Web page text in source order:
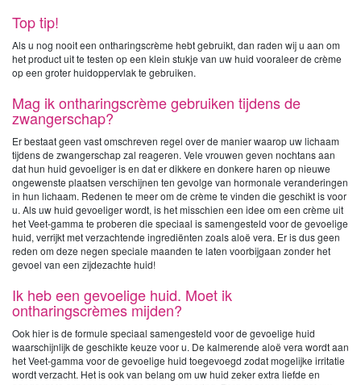
Top tip!
Als u nog nooit een ontharingscrème hebt gebruikt, dan raden wij u aan om
het product uit te testen op een klein stukje van uw huid vooraleer de crème
op een groter huidoppervlak te gebruiken.
Mag ik ontharingscrème gebruiken tijdens de
zwangerschap?
Er bestaat geen vast omschreven regel over de manier waarop uw lichaam
tijdens de zwangerschap zal reageren. Vele vrouwen geven nochtans aan
dat hun huid gevoeliger is en dat er dikkere en donkere haren op nieuwe
ongewenste plaatsen verschijnen ten gevolge van hormonale veranderingen
in hun lichaam. Redenen te meer om de crème te vinden die geschikt is voor
u. Als uw huid gevoeliger wordt, is het misschien een idee om een crème uit
het Veet-gamma te proberen die speciaal is samengesteld voor de gevoelige
huid, verrijkt met verzachtende ingrediënten zoals aloë vera. Er is dus geen
reden om deze negen speciale maanden te laten voorbijgaan zonder het
gevoel van een zijdezachte huid!
Ik heb een gevoelige huid. Moet ik
ontharingscrèmes mijden?
Ook hier is de formule speciaal samengesteld voor de gevoelige huid
waarschijnlijk de geschikte keuze voor u. De kalmerende aloë vera wordt aan
het Veet-gamma voor de gevoelige huid toegevoegd zodat mogelijke irritatie
wordt verzacht. Het is ook van belang om uw huid zeker extra liefde en